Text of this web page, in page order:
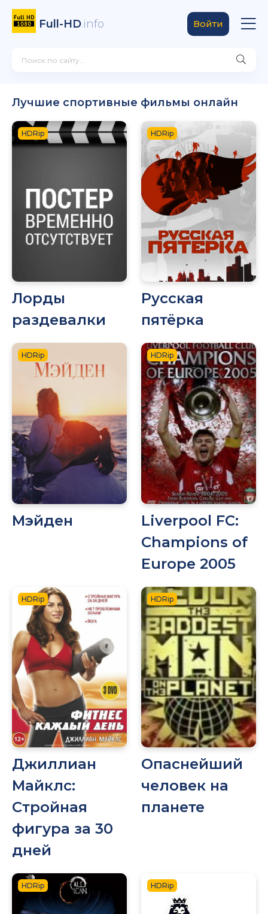
Full-HD.info Войти
Лучшие спортивные фильмы онлайн
HDRip
Лорды
раздевалки
HDRip
Русская
пятёрка
HDRip
Мэйден
HDRip
Liverpool FC:
Champions of
Europe 2005
HDRip
Джиллиан
Майклс:
Стройная
фигура за 30
дней
HDRip
Опаснейший
человек на
планете
HDRip HDRip